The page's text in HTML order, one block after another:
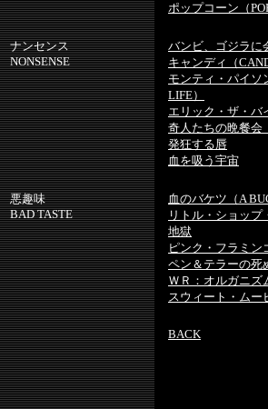
ポップコーン（
ナンセンス
NONSENSE
バンビ、ゴジラに
キャンディ（
モンティ・パイソ
LIFE）
エリック・ザ・バ
奇人たちの晩餐会
発狂する唇
血を吸う宇宙
悪趣味
BAD TASTE
血のバケツ（A
リトル・ショップ
地獄
ピンク・フラミン
ペン＆テラーの死
ＷＲ：オルガニズ
スウィート・ムー
BACK